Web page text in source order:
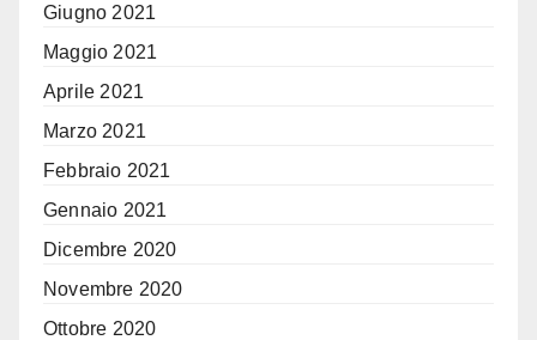
Giugno 2021
Maggio 2021
Aprile 2021
Marzo 2021
Febbraio 2021
Gennaio 2021
Dicembre 2020
Novembre 2020
Ottobre 2020